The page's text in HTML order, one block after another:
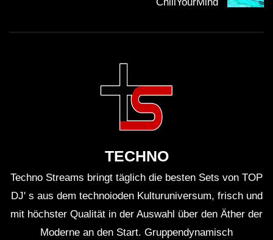
ChillYourMind
TECHNO
Techno Streams bringt täglich die besten Sets von TOP
DJ' s aus dem technoioden Kulturuniversum, frisch und
mit höchster Qualität in der Auswahl über den Äther der
Moderne an den Start. Gruppendynamisch